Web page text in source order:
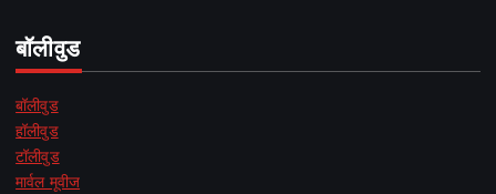
बॉलीवुड
बॉलीवुड
हॉलीवुड
टॉलीवुड
मार्वल मूवीज